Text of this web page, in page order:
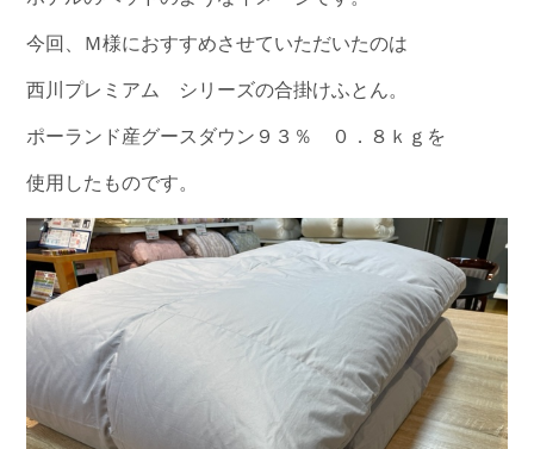
今回、Ｍ様におすすめさせていただいたのは
西川プレミアム シリーズの合掛けふとん。
ポーランド産グースダウン９３％ ０．８ｋｇを
使用したものです。